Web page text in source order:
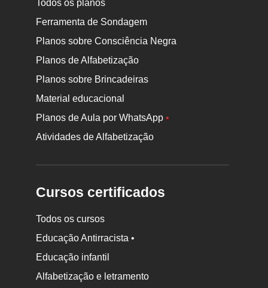
Todos os planos
Ferramenta de Sondagem
Planos sobre Consciência Negra
Planos de Alfabetização
Planos sobre Brincadeiras
Material educacional
Planos de Aula por WhatsApp•
Atividades de Alfabetização
Cursos certificados
Todos os cursos
Educação Antirracista •
Educação infantil
Alfabetização e letramento